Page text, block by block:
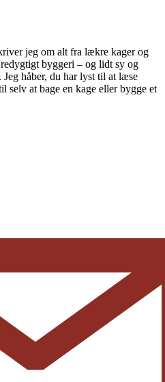
jeg om alt fra lækre kager og
byggeri – og lidt sy og
håber, du har lyst til at læse
selv at bage en kage eller bygge et